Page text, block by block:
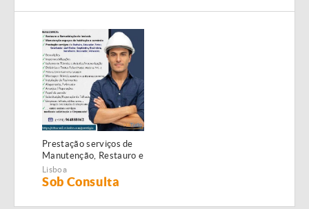
Prestação serviços de
Manutenção, Restauro e
Remodelação de
imóveis!
Lisboa
Sob Consulta